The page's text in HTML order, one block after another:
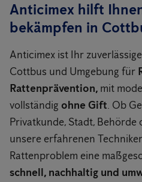
Anticimex hilft
bekämpfen in
Anticimex ist Ihr
Cottbus und Umgebung für
Rattenprävention, mit
vollständig ohne Gift. Ob
Privatkunde, Stadt,
unsere erfahrenen
Rattenproblem eine
schnell, nachhaltig und